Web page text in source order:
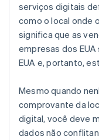
serviços digitais
como o local onde
significa que as
empresas dos
EUA e, portanto,
Mesmo quando
comprovante da
digital, você deve
dados não